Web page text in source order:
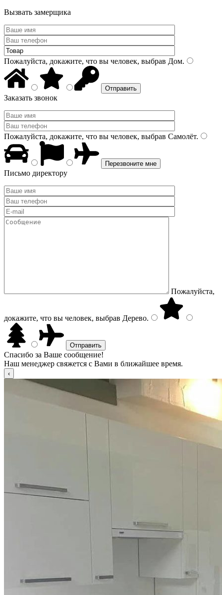
Вызвать замерщика
Пожалуйста, докажите, что вы человек, выбрав Дом.
Заказать звонок
Пожалуйста, докажите, что вы человек, выбрав Самолёт.
Письмо директору
Пожалуйста,
докажите, что вы человек, выбрав Дерево.
Спасибо за Ваше сообщение!
Наш менеджер свяжется с Вами в ближайшее время.